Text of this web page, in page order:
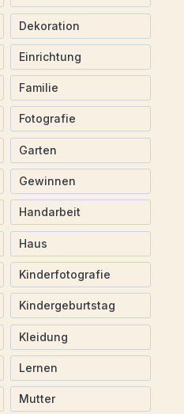
Dekoration
Einrichtung
Familie
Fotografie
Garten
Gewinnen
Handarbeit
Haus
Kinderfotografie
Kindergeburtstag
Kleidung
Lernen
Mutter